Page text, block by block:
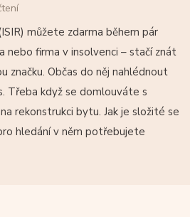
můžete zdarma během pár
nebo firma v insolvenci – stačí znát
značku. Občas do něj nahlédnout
Třeba když se domlouváte s
rekonstrukci bytu. Jak je složité se
hledání v něm potřebujete